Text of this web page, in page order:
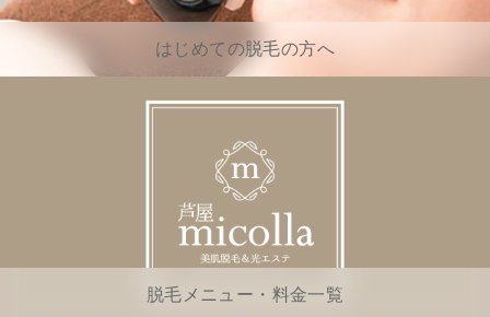
はじめての脱毛の方へ
脱毛メニュー・料金一覧